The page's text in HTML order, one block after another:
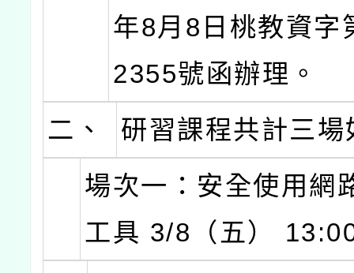
年8月8日桃教資字
2355號函辦理。
二、
研習課程共計三場
場次一：安全使用網
工具 3/8（五）